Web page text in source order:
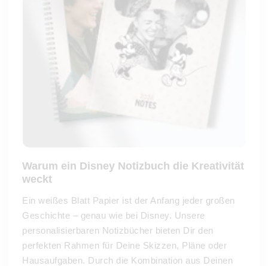
Warum ein Disney Notizbuch die Kreativität
weckt
Ein weißes Blatt Papier ist der Anfang jeder großen
Geschichte – genau wie bei Disney. Unsere
personalisierbaren Notizbücher bieten Dir den
perfekten Rahmen für Deine Skizzen, Pläne oder
Hausaufgaben. Durch die Kombination aus Deinen